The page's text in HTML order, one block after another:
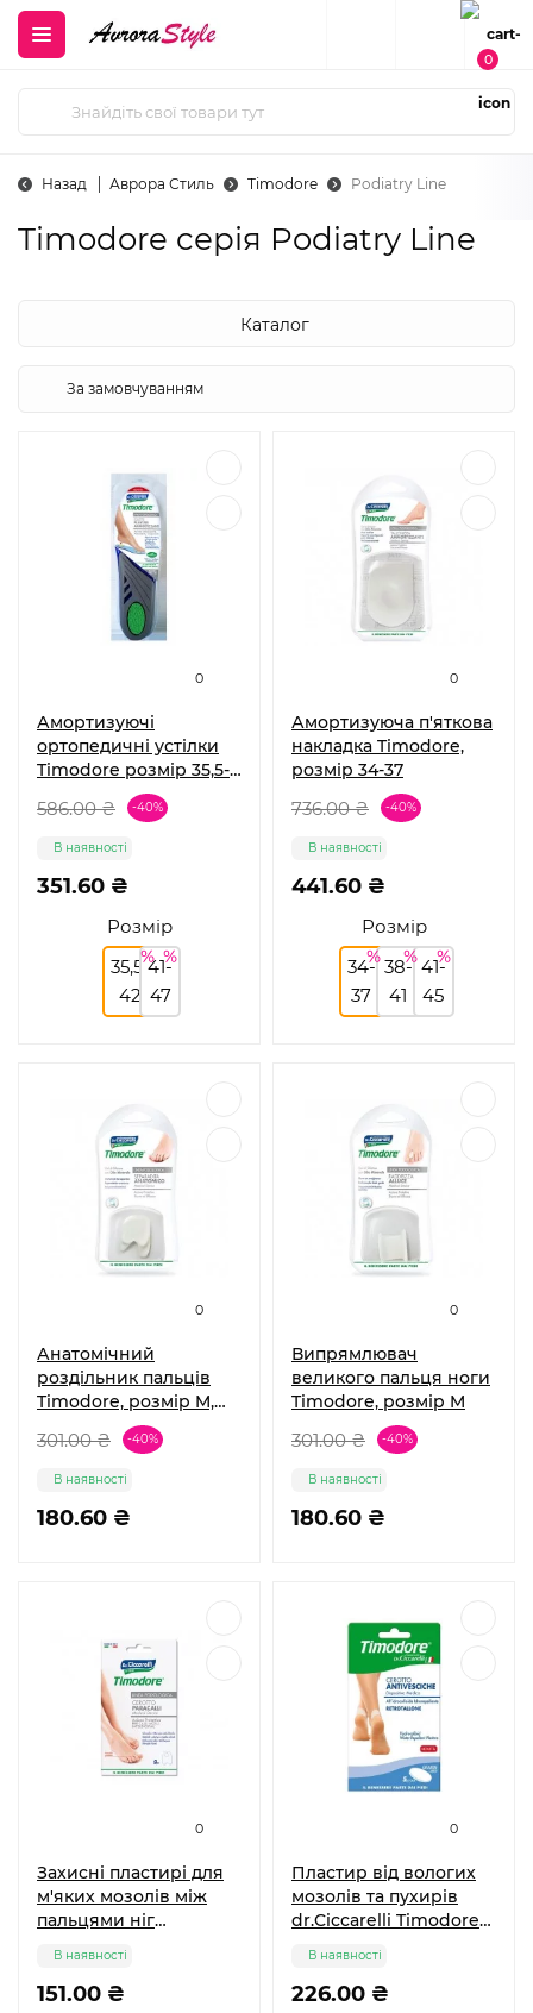
0
Назад Аврора Стиль Timodore Podiatry Line
Timodore cерія Podiatry Line
Каталог
0
Амортизуючі
ортопедичні устілки
Timodore розмір 35,5-
Розмір
35,5-
42
41-
47
586.00 ₴ -40%
351.60 ₴
В наявності
0
Амортизуюча п'яткова
накладка Timodore,
розмір 34-37
Розмір
34-
37
38-
41
41-
45
736.00 ₴ -40%
441.60 ₴
В наявності
0
Анатомічний
роздільник пальців
Timodore, розмір M,
301.00 ₴ -40%
180.60 ₴
В наявності
0
Випрямлювач
великого пальця ноги
Timodore, розмір M
301.00 ₴ -40%
180.60 ₴
В наявності
0
Захисні пластирі для
м'яких мозолів між
пальцями ніг
151.00 ₴
В наявності
0
Пластир від вологих
мозолів та пухирів
dr.Ciccarelli Timodore
226.00 ₴
В наявності